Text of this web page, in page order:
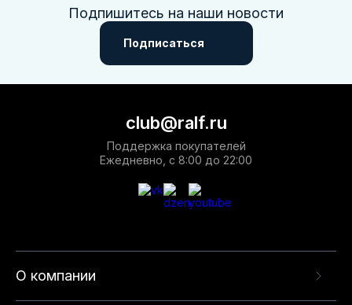
Подпишитесь на наши новости
Подписаться
О компании
club@ralf.ru
Поддержка покупателей
Ежедневно, с 8:00 до 22:00